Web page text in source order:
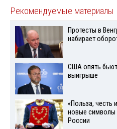
Рекомендуемые материалы
Протесты в
набирает
США опять бьют
выигрыше
«Польза, честь
новые символы
России